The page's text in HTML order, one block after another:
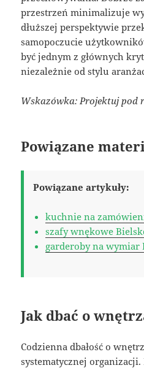
przestrzeń minimalizuje
dłuższej perspektywie
samopoczucie
być jednym z głównych
niezależnie od stylu
Wskazówka: Projektuj pod
Powiązane
Powiązane artykuły:
kuchnie na
szafy wnękowe
garderoby na wymiar
Jak dbać o
Codzienna dbałość o
systematycznej